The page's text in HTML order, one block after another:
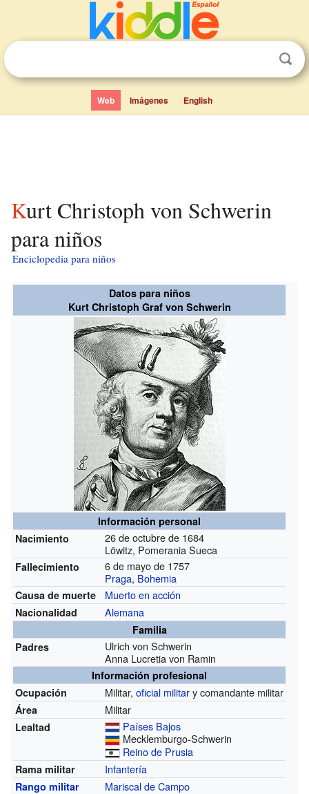
Web Imágenes English
Kurt Christoph von Schwerin
para niños
Enciclopedia para niños
Datos para niños
Kurt Christoph Graf von Schwerin
Información personal
Nacimiento
26 de octubre de 1684
Löwitz, Pomerania Sueca
Fallecimiento
6 de mayo de 1757
Praga, Bohemia
Causa de muerte Muerto en acción
Nacionalidad Alemana
Familia
Padres
Ulrich von Schwerin
Anna Lucretia von Ramin
Información profesional
Ocupación
Militar,oficial military comandante militar
Área Militar
Lealtad
Países Bajos
Mecklemburgo-Schwerin
Reino de Prusia
Rama militar Infantería
Rango militar Mariscal de Campo